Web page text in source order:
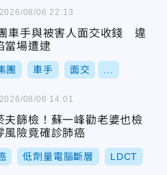
車手與被害人面交收錢 違
當場遭逮
團 車手 面交
2026/08/06 22:13
夫篩檢！蘇一峰勸老婆也檢
險竟確診肺癌
低劑量電腦斷層 LDCT
2026/08/06 14:01